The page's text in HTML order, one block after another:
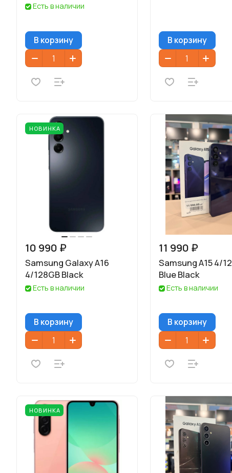
Есть в наличии
В корзину В корзину
НОВИНКА
10 990 ₽
Samsung Galaxy A16
4/128GB Black
Есть в наличии
В корзину
11 990 ₽
Samsung A15 4/
Blue Black
Есть в наличии
В корзину
НОВИНКА